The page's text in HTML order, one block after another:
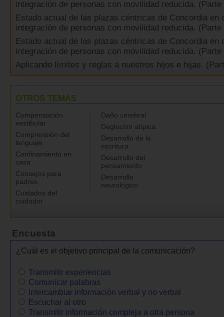
integración de personas con movilidad reducida. (Parte
Estado actual de las plazas céntricas de Concordia en
integración de personas con movilidad reducida.
Estado actual de las plazas céntricas de Concordia en
integración de personas con movilidad reducida. (Parte
Aplicando límites y reglas a nuestros hijos e hijas.
OTROS TEMAS
Compensación
vestibular
Comprensión del
lenguaje
Confinamiento en
casa
Consejos para
padres
Cuidados del
cuidador
Daño cerebral
Deglucion atípica
Desarrollo de la
escritura
Desarrollo del
pensamiento
Desarrollo
neurológico
Encuesta
¿Cuál es el objetivo principal de la comunicación?
Transmitir experiencias
Comunicar palabras
Intercambiar información verbal y no verbal
Escuchar al otro
Transmitir información compleja a otra persona